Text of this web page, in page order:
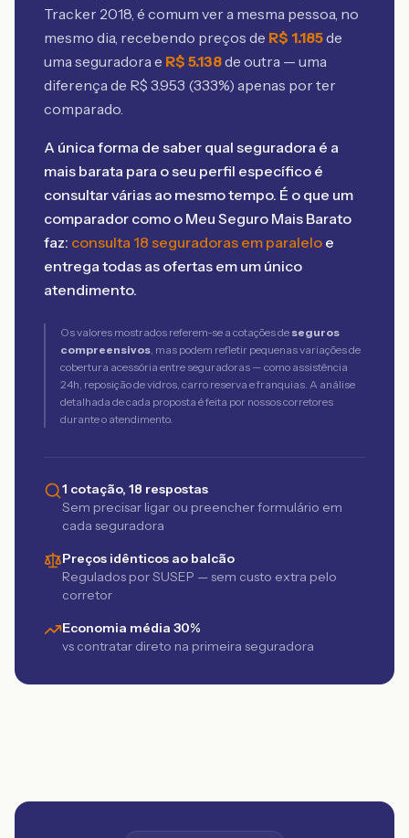
Tracker 2018, é comum ver a mesma pessoa, no
mesmo dia, recebendo preços de R$ 1.185de
uma seguradora e R$ 5.138de outra — uma
diferença de R$ 3.953 (333%) apenas por ter
comparado.
A única forma de saber qual seguradora é a
mais barata para o seu perfil específico é
consultar várias ao mesmo tempo. É o que um
comparador como o Meu Seguro Mais Barato
faz: consulta 18 seguradoras em paralelo e
entrega todas as ofertas em um único
atendimento.
Os valores mostrados referem-se a cotações de seguros
compreensivos, mas podem refletir pequenas variações de
cobertura acessória entre seguradoras — como assistência
24h, reposição de vidros, carro reserva e franquias. A análise
detalhada de cada proposta é feita por nossos corretores
durante o atendimento.
1 cotação, 18 respostas
Sem precisar ligar ou preencher formulário em
cada seguradora
Preços idênticos ao balcão
Regulados por SUSEP — sem custo extra pelo
corretor
Economia média 30%
vs contratar direto na primeira seguradora